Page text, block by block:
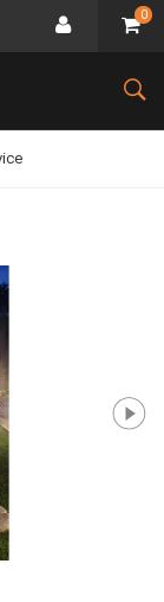
0